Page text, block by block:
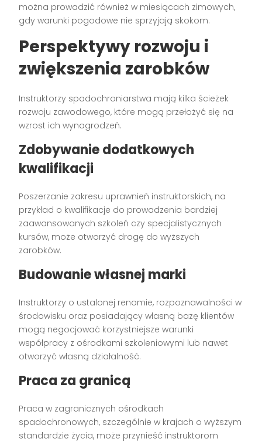
można prowadzić również w miesiącach zimowych,
gdy warunki pogodowe nie sprzyjają skokom.
Perspektywy rozwoju i
zwiększenia zarobków
Instruktorzy spadochroniarstwa mają kilka ścieżek
rozwoju zawodowego, które mogą przełożyć się na
wzrost ich wynagrodzeń.
Zdobywanie dodatkowych
kwalifikacji
Poszerzanie zakresu uprawnień instruktorskich, na
przykład o kwalifikacje do prowadzenia bardziej
zaawansowanych szkoleń czy specjalistycznych
kursów, może otworzyć drogę do wyższych
zarobków.
Budowanie własnej marki
Instruktorzy o ustalonej renomie, rozpoznawalności w
środowisku oraz posiadający własną bazę klientów
mogą negocjować korzystniejsze warunki
współpracy z ośrodkami szkoleniowymi lub nawet
otworzyć własną działalność.
Praca za granicą
Praca w zagranicznych ośrodkach
spadochronowych, szczególnie w krajach o wyższym
standardzie życia, może przynieść instruktorom